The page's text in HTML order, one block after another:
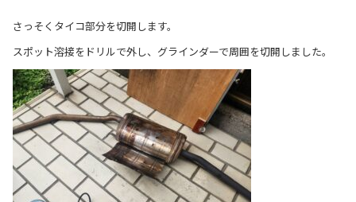
さっそくタイコ部分を切開します。
スポット溶接をドリルで外し、グラインダーで周囲を切開しました。